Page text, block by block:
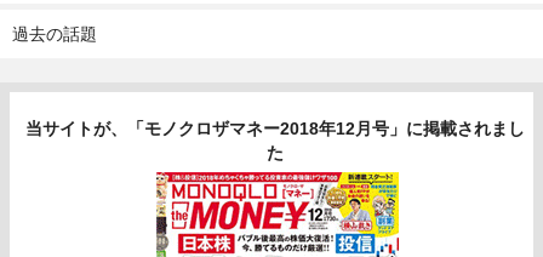
過去の話題
当サイトが、「モノクロザマネー2018年12月号」に掲載されまし
た